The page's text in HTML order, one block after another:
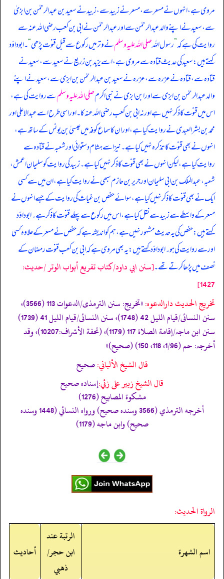
مروی ہے، انہوں نے مسعر سے، مسعر نے زبید سے، زبید نے سعید بن عبدالرحمٰن بن ابزیٰ
سے، سعید نے اپنے والد عبدالرحمٰن سے اور عبدالرحمٰن نے ابی بن کعب رضی اللہ عنہ سے
روایت کی ہے کہ”رسول اللہصلی اللہ علیہ وسلمنے وتر میں رکوع سے قبل قنوت پڑھی“۔ ابوداؤد
کہتے ہیں: سعید کی حدیث قتادہ سے مروی ہے، اسے یزید بن زریع نے سعید سے، سعید نے
قتادہ سے، قتادہ نے عزرہ سے، عزرہ نے سعید بن عبدالرحمٰن بن ابزی سے، سعید نے اپنے
والد عبدالرحمٰن بن ابزی سے اور ابن ابزی نے نبی اکرمصلی اللہ علیہ وسلمسے روایت کی ہے،
اس میں قنوت کا ذکر نہیں ہے اور نہ ابی بن کعب رضی اللہ عنہ کا۔ اور اسی طرح اسے عبدالاعلی اور
محمد بن بشر العبدی نے روایت کیا ہے، اور ان کا سماع کوفہ میں عیسیٰ بن یونس کے ساتھ ہے،
انہوں نے بھی قنوت کا تذکرہ نہیں کیا ہے۔ نیز اسے ہشام دستوائی اور شعبہ نے قتادہ سے
روایت کیا ہے، لیکن انہوں نے بھی قنوت کا ذکر نہیں کیا ہے۔ زبید کی روایت کو سلیمان اعمش،
شعبہ، عبدالملک بن ابی سلیمان اور جریر بن حازم سبھی نے روایت کیا ہے، ان میں سے کسی
ایک نے بھی قنوت کا ذکر نہیں کیا ہے، سوائے حفص بن غیاث کی روایت کے جسے انہوں نے
مسعر کے واسطے سے زبید سے نقل کیا ہے، اس میں رکوع سے پہلے قنوت کا ذکر ہے۔ ابوداؤد
کہتے ہیں: حفص کی یہ حدیث مشہور نہیں ہے، ہم کو اندیشہ ہے کہ حفص نے مسعر کے علاوہ کسی
اور سے روایت کی ہو۔ ابوداؤد کہتے ہیں: یہ بھی مروی ہے کہ ابی بن کعب قنوت رمضان کے
نصف میں پڑھا کرتے تھے۔[سنن ابي داود/كتاب تفريع أبواب الوتر /حدیث:
1427]
تخریج الحدیث دارالدعوہ:
«‏‏‏‏تخريج: سنن الترمذی/الدعوات 113 (3566)،
سنن النسائی/قیام اللیل 42 (1748)، سنن النسائی/قیام اللیل 41 (1739)
سنن ابن ماجہ/إقامة الصلاة 117 (1179)، (تحفة الأشراف:10207)، وقد
أخرجہ: حم (1/96، 118، 150) (صحیح)»
قال الشيخ الألباني:صحيح
قال الشيخ زبير على زئي:إسناده صحيح
مشكوة المصابيح (1276)
أخرجه الترمذي (3566 وسنده صحيح) ورواه النسائي (1448 وسنده
صحيح) وابن ماجه (1179)
الرواة الحديث:
اسم الشهرة
الرتبة عند
ابن حجر/
ذهبي
أحاديث